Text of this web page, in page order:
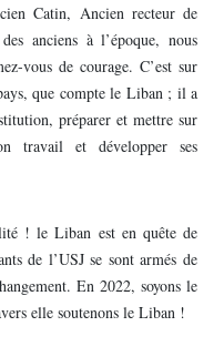
Catin, Ancien recteur de
anciens à l’époque, nous
vous de courage. C’est sur
que compte le Liban ; il a
préparer et mettre sur
travail et développer ses
! le Liban est en quête de
de l’USJ se sont armés de
En 2022, soyons le
elle soutenons le Liban !